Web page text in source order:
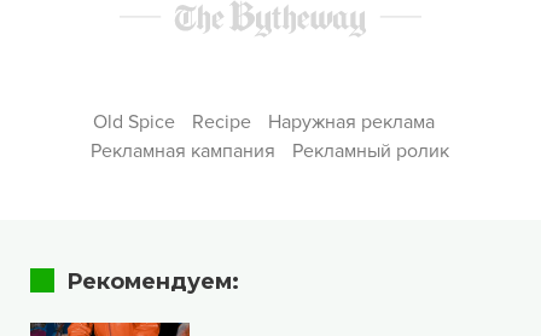
Old Spice Recipe
Наружная реклама
Рекламная кампания
Рекламный ролик
Рекомендуем: